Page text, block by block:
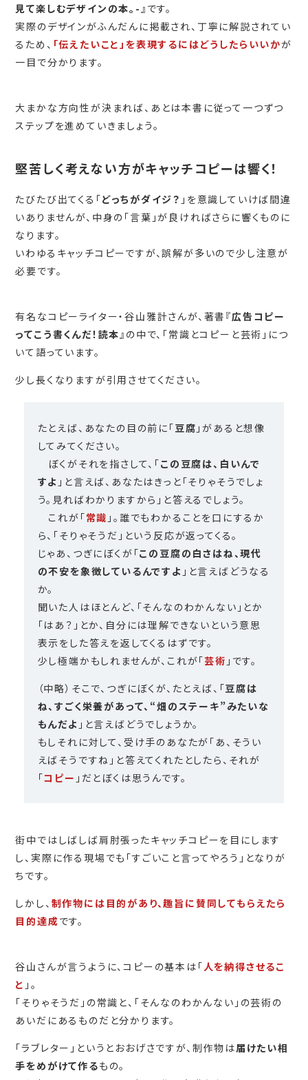
見て楽しむデザインの本。- 』です。
実際のデザインがふんだんに掲載され、丁寧に解説されてい
るため、 「伝えたいこと」を表現するにはどうしたらいいかが
一目で分かります。
大まかな方向性が決まれば、あとは本書に従って一つずつ
ステップを進めていきましょう。
堅苦しく考えない方がキャッチコピーは響く！
たびたび出てくる「どっちがダイジ？ 」を意識していけば間違
いありませんが、中身の「言葉」が良ければさらに響くものに
なります。
いわゆるキャッチコピーですが、誤解が多いので少し注意が
必要です。
有名なコピーライター・谷山雅計さんが、著書『広告コピー
ってこう書くんだ！読本 』の中で、「常識とコピーと芸術」につ
いて語っています。
少し長くなりますが引用させてください。
たとえば、あなたの目の前に「豆腐 」があると想像
してみてください。
ぼくがそれを指さして、「この豆腐は、白いんで
すよ 」と言えば、あなたはきっと「そりゃそうでしょ
う。見ればわかりますから」と答えるでしょう。
これが「常識 」。誰でもわかることを口にするか
ら、「そりゃそうだ」という反応が返ってくる。
じゃあ、つぎにぼくが「この豆腐の白さはね、現代
の不安を象徴しているんですよ 」と言えばどうなる
か。
聞いた人はほとんど、「そんなのわかんない」とか
「はあ？」とか、自分には理解できないという意思
表示をした答えを返してくるはずです。
少し極端かもしれませんが、これが「芸術 」です。
（中略）そこで、つぎにぼくが、たとえば、「豆腐は
ね、すごく栄養があって、“畑のステーキ”みたいな
もんだよ 」と言えばどうでしょうか。
もしそれに対して、受け手のあなたが「あ、そうい
えばそうですね」と答えてくれたとしたら、それが
「コピー 」だとぼくは思うんです。
街中ではしばしば肩肘張ったキャッチコピーを目にします
し、実際に作る現場でも「すごいこと言ってやろう」となりが
ちです。
しかし、 制作物には目的があり、趣旨に賛同してもらえたら
目的達成です。
谷山さんが言うように、コピーの基本は「 人を納得させるこ
と 」。
「そりゃそうだ」の常識と、「そんなのわかんない」の芸術の
あいだにあるものだと分かります。
「ラブレター」というとおおげさですが、制作物は届けたい相
手をめがけて作るもの。